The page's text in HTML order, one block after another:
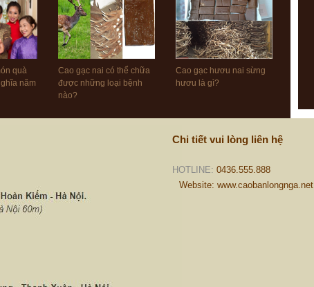
quà
năm
Cao gạc nai có thể chữa
được những loại bệnh
nào?
Cao gạc hươu nai sừng
hươu là gì?
Chi tiết vui lòng liên hệ
HOTLINE: 0436.555.888
Website: www.caobanlongnga.net